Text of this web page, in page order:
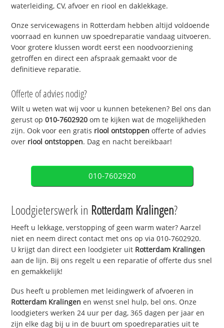
waterleiding, CV, afvoer en riool en daklekkage.
Onze servicewagens in Rotterdam hebben altijd voldoende
voorraad en kunnen uw spoedreparatie vandaag uitvoeren.
Voor grotere klussen wordt eerst een noodvoorziening
getroffen en direct een afspraak gemaakt voor de
definitieve reparatie.
Offerte of advies nodig?
Wilt u weten wat wij voor u kunnen betekenen? Bel ons dan
gerust op010-7602920 om te kijken wat de mogelijkheden
zijn. Ook voor een gratis riool ontstoppen offerte of advies
over riool ontstoppen. Dag en nacht bereikbaar!
010-7602920
Loodgieterswerk in Rotterdam Kralingen?
Heeft u lekkage, verstopping of geen warm water? Aarzel
niet en neem direct contact met ons op via 010-7602920.
U krijgt dan direct een loodgieter uit Rotterdam Kralingen
aan de lijn. Bij ons regelt u een reparatie of offerte dus snel
en gemakkelijk!
Dus heeft u problemen met leidingwerk of afvoeren in
Rotterdam Kralingen en wenst snel hulp, bel ons. Onze
loodgieters werken 24 uur per dag, 365 dagen per jaar en
zijn elke dag bij u in de buurt om spoedreparaties uit te